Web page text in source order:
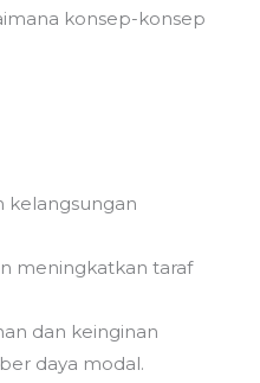
konsep-konsep
kelangsungan
meningkatkan taraf
dan keinginan
daya modal.